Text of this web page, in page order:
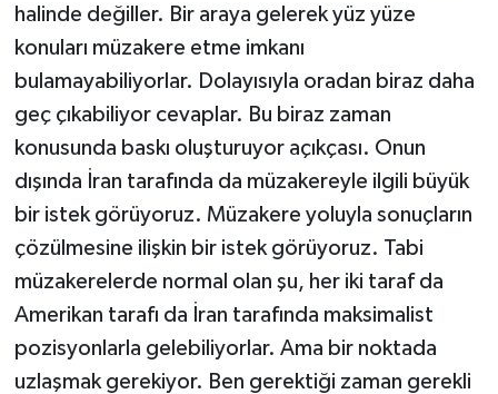
halinde değiller. Bir araya gelerek yüz yüze
konuları müzakere etme imkanı
bulamayabiliyorlar. Dolayısıyla oradan biraz daha
geç çıkabiliyor cevaplar. Bu biraz zaman
konusunda baskı oluşturuyor açıkçası. Onun
dışında İran tarafında da müzakereyle ilgili büyük
bir istek görüyoruz. Müzakere yoluyla sonuçların
çözülmesine ilişkin bir istek görüyoruz. Tabi
müzakerelerde normal olan şu, her iki taraf da
Amerikan tarafı da İran tarafında maksimalist
pozisyonlarla gelebiliyorlar. Ama bir noktada
uzlaşmak gerekiyor. Ben gerektiği zaman gerekli